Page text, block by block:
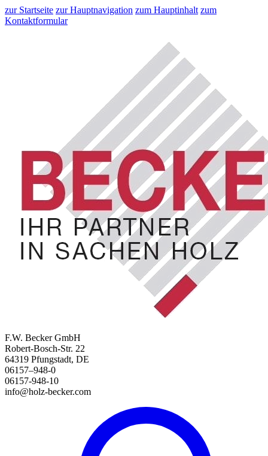
zur Startseite zur Hauptnavigation zum Hauptinhalt zum
Kontaktformular
F.W. Becker GmbH
Robert-Bosch-Str. 22
64319 Pfungstadt, DE
06157–948-0
06157-948-10
info@holz-becker.com